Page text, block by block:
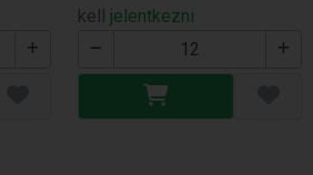
kell jelentkezni